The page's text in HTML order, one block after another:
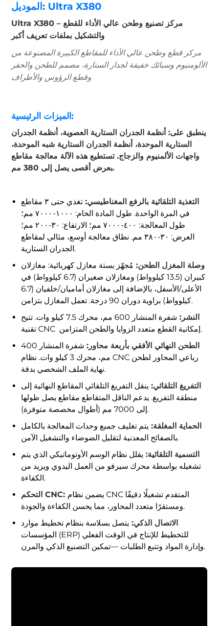
الموديل: Ultra X380
Ultra X380 – مركز تصنيع وطحن عالي الأداء للقطع
والتشكيل بملفات تعريف أكبر
مركز قطع وطحن عالي الأداء للمقاطع الكبيرة المصنوعة من
الألومنيوم وسبائك خفيفة لجدار الستارة، مصمم للطحن والحفر
وقطع الرؤوس والأطراف
الميزات الرئيسية:
ينطبق على: أنظمة الجدران الستارية العصوية، أنظمة الجدران
الستارية الموحدة، أنظمة الجدران الستارية شبه الموحدة،
واجهات الألمنيوم والزجاج. تستطيع هذه الآلة معالجة مقاطع
بعرض أقصى يصل إلى 380 مم.
التغذية التلقائية بالرفع المغناطيسي:
تغذي حتى ٣ مقاطع
في المرة الواحدة. طول المادة الخام: ١٠٠٠-٧٠٠٠ مم؛
طول المعالجة: ٤٠٠-٧٠٠٠ مم؛ الارتفاع: ٣٠-٢٠٠ مم؛
العرض: ٣٠-٣٨٠ مم. نطاق معالجة أوسع، مثالي لمقاطع
الجدران الستارية.
وصلة المغزل الطحن: مُجهّز بستة مغازل كهربائية: مغازلان
كبيران (13.5 كيلوواط) ومغازلان صغيران (6.7 كيلوواط) في
الأعلى/الأسفل، بالإضافة إلى مغازلان أماميان/خلفيان (6.7
كيلوواط) بزاوية دوران 90 درجة. تعمل المغازل بتزامن.
النشر:
شفرة المنشار 600 مم، محرك 7.5 كيلو وات. تتيح
تقنية CNC إمكانية القطع متعدد الزوايا والطحن المتزامن.
الطحن النهائي الأفقي بأربعة محاور:
شفرة المنشار 400
مم، محرك 3 كيلو وات. نظام CNC رباعي المحاور لطحن
نهاية الملف الشخصي بدقة.
التفريغ التلقائي: ينقل التفريغ التلقائي المقاطع النهائية إلى
منطقة التفريغ. يدعم الناقل المتقاطع مقاطع يصل طولها
إلى 7000 مم (أطوال مخصصة متوفرة).
الحماية المغلقة: يتم تغليف جميع وحدات المعالجة بالكامل
بالصفائح المعدنية لتقليل الضوضاء والتشغيل الآمن.
التسمية التلقائية: يقلل نظام الوسم الأوتوماتيكي الذي يتم
تشغيله بواسطة محرك سيرفو من العمل اليدوي ويزيد من
الكفاءة.
التحكم CNC: يضمن نظام CNC المتقدم تشغيلًا دقيقًا
ومستقرًا متعدد المحاور، مما يحسن الكفاءة والجودة.
الاتصال الذكي: يتصل بسلاسة بنظام تخطيط موارد
المؤسسات (ERP) للتخطيط للإنتاج في الوقت الفعلي
وإدارة المواد وتتبع الطلبات —تمكين التصنيع الذكي والمرن.